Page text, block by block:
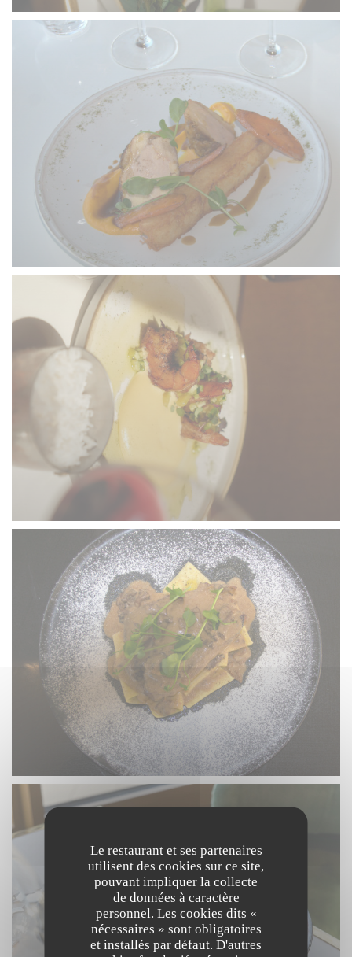
Le restaurant et ses partenaires
utilisent des cookies sur ce site,
pouvant impliquer la collecte
de données à caractère
personnel. Les cookies dits «
nécessaires » sont obligatoires
et installés par défaut. D'autres